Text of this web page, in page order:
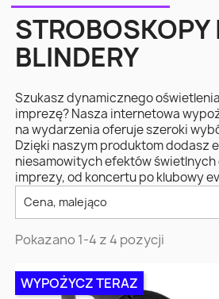
STROBOSKOPY
BLINDERY
Szukasz dynamicznego
imprezę? Nasza internetowa
na wydarzenia oferuje szeroki
Dzięki naszym produktom dodasz
niesamowitych efektów świetlnych
imprezy, od koncertu po klubowy
Cena, malejąco
Pokazano 1-4 z 4 pozycji
WYPOŻYCZ TERAZ